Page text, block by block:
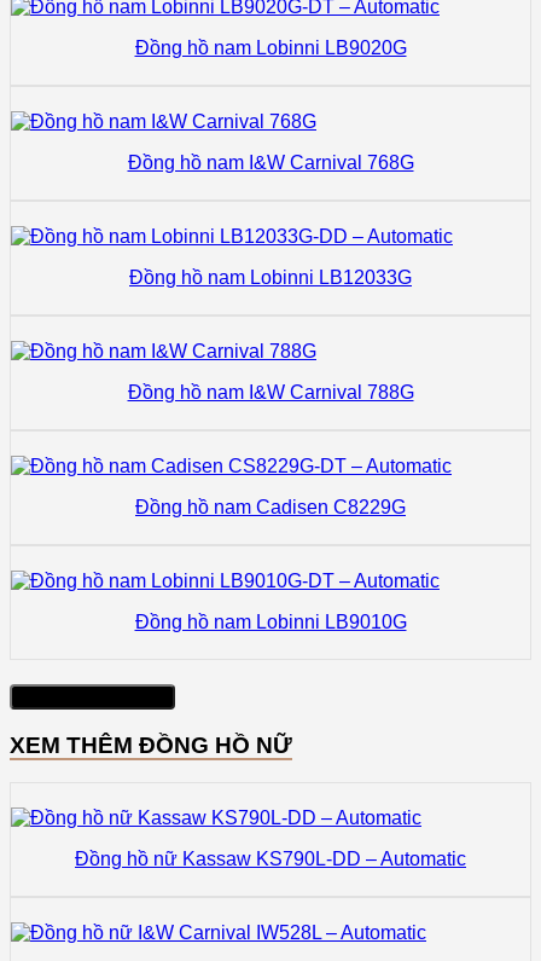
Đồng hồ nam Lobinni LB9020G
Đồng hồ nam I&W Carnival 768G
Đồng hồ nam Lobinni LB12033G
Đồng hồ nam I&W Carnival 788G
Đồng hồ nam Cadisen C8229G
Đồng hồ nam Lobinni LB9010G
XEM THÊM ĐỒNG HỒ NỮ
Đồng hồ nữ Kassaw KS790L-DD – Automatic